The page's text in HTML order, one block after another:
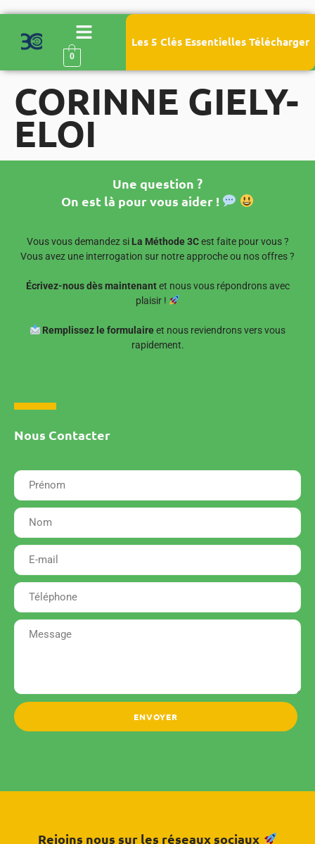
0
Les 5 Clés Essentielles Télécharger
CORINNE GIELY-
ELOI
Une question ?
On est là pour vous aider !
Vous vous demandez si La Méthode 3Cest faite pour vous ?
Vous avez une interrogation sur notre approche ou nos offres ?
Écrivez-nous dès maintenantet nous vous répondrons avec
plaisir !
Remplissez le formulaireet nous reviendrons vers vous
rapidement.
Nous Contacter
ENVOYER
Rejoins nous sur les réseaux sociaux